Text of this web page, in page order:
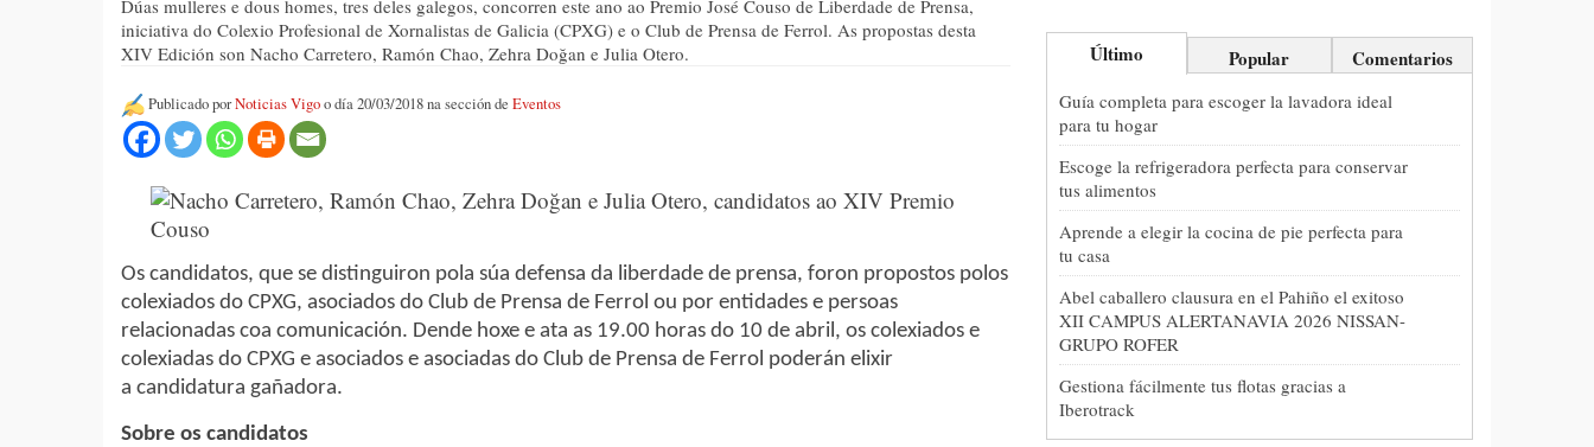
Dúas mulleres e dous homes, tres deles galegos, concorren este ano ao Premio José Couso de Liberdade de Prensa,
iniciativa do Colexio Profesional de Xornalistas de Galicia (CPXG) e o Club de Prensa de Ferrol. As propostas desta
XIV Edición son Nacho Carretero, Ramón Chao, Zehra Doğan e Julia Otero.
Publicado porNoticias Vigoo día 20/03/2018 na sección de Eventos
Os candidatos, que se distinguiron pola súa defensa da liberdade de prensa, foron propostos polos
colexiados do CPXG, asociados do Club de Prensa de Ferrol ou por entidades e persoas
relacionadas coa comunicación. Dende hoxe e ata as 19.00 horas do 10 de abril, os colexiados e
colexiadas do CPXG e asociados e asociadas do Club de Prensa de Ferrol poderán elixir
a candidatura gañadora.
Sobre os candidatos
Último Popular Comentarios
Guía completa para escoger la lavadora ideal
para tu hogar
Escoge la refrigeradora perfecta para conservar
tus alimentos
Aprende a elegir la cocina de pie perfecta para
tu casa
Abel caballero clausura en el Pahiño el exitoso
XII CAMPUS ALERTANAVIA 2026 NISSAN-
GRUPO ROFER
Gestiona fácilmente tus flotas gracias a
Iberotrack